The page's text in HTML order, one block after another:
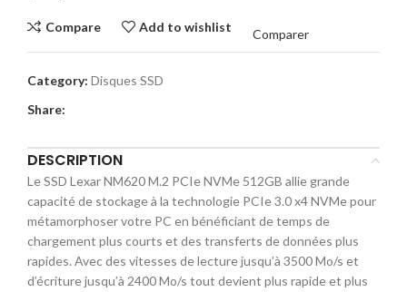
Compare Add to wishlist
Comparer
Category: Disques SSD
Share:
DESCRIPTION
Le SSD Lexar NM620 M.2 PCIe NVMe 512GB allie grande
capacité de stockage à la technologie PCIe 3.0 x4 NVMe pour
métamorphoser votre PC en bénéficiant de temps de
chargement plus courts et des transferts de données plus
rapides. Avec des vitesses de lecture jusqu’à 3500 Mo/s et
d’écriture jusqu’à 2400 Mo/s tout devient plus rapide et plus